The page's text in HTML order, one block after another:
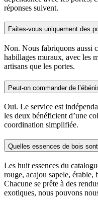
réponses suivent.
Faites-vous uniquement des
Non. Nous fabriquons aussi
habillages muraux, avec les
artisans que les portes.
Peut-on commander de
Oui. Le service est
les deux bénéficient d’une
coordination simplifiée.
Quelles essences de bois
Les huit essences du
rouge, acajou sapele, érable,
Chacune se prête à des
exotiques, nous pouvons